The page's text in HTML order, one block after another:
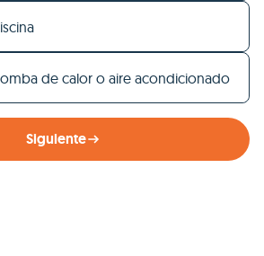
de calor o aire acondicionado
Siguiente